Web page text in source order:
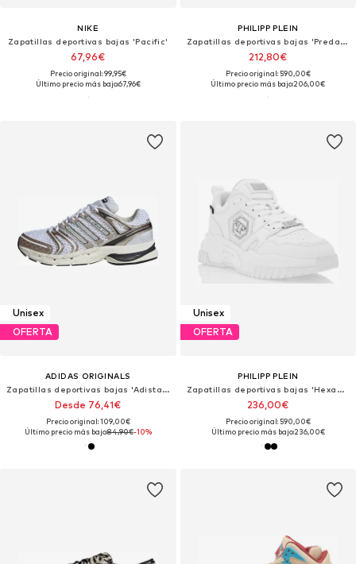
NIKE
Zapatillas deportivas bajas 'Pacific'
67,96€
Precio original: 99,95€
Último precio más bajo:67,96€
PHILIPP PLEIN
Zapatillas deportivas bajas 'Predator'
212,80€
Precio original: 590,00€
Último precio más bajo:206,00€
Unisex
OFERTA
ADIDAS ORIGINALS
Zapatillas deportivas bajas 'Adistar Control 5'
Desde 76,41€
Precio original: 109,00€
Último precio más bajo:84,90€-10%
Unisex
OFERTA
PHILIPP PLEIN
Zapatillas deportivas bajas 'Hexagon'
236,00€
Precio original: 590,00€
Último precio más bajo:236,00€